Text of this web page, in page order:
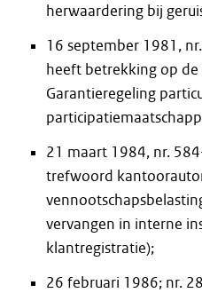
herwaardering bij
16 september 1981,
heeft betrekking op
Garantieregeling
21 maart 1984, nr.
trefwoord
vervangen in interne
klantregistratie);
26 februari 1986; nr.